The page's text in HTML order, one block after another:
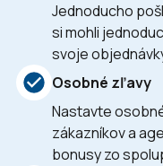
Jednoducho
si mohli
svoje
Osobné zľavy
Nastavte
zákazníkov a
bonusy zo